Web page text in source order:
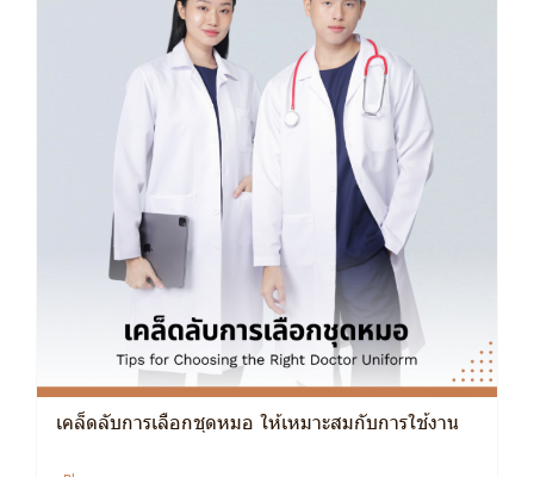
เคล็ดลับการเลือกชุดหมอ ให้เหมาะสมกับการใช้งาน